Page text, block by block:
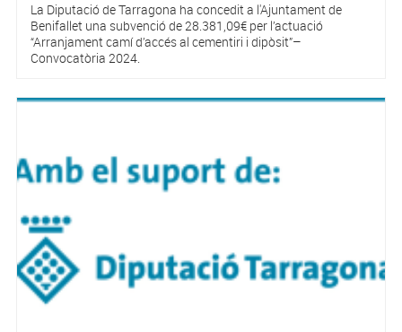
La Diputació de Tarragona ha concedit a l'Ajuntament de
Benifallet una subvenció de 28.381,09€ per l’actuació
“Arranjament camí d’accés al cementiri i dipòsit”–
Convocatòria 2024.